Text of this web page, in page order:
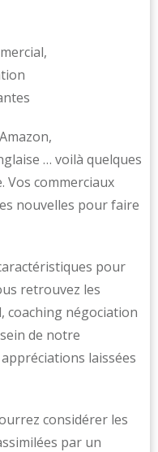
… voilà quelques
commerciaux
nouvelles pour faire
pour
retrouvez les
coaching négociation
de notre
laissées
considérer les
par un